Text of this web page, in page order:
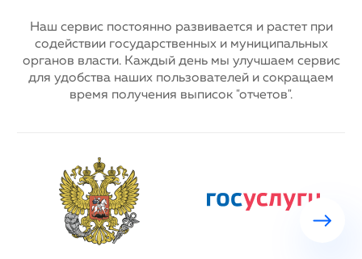
Наш сервис постоянно развивается и растет при
содействии государственныхи муниципальных
органов власти. Каждый день мы улучшаем сервис
для удобства наших пользователей и сокращаем
время получения выписок "отчетов".